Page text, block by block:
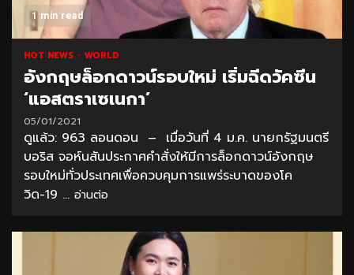
1 min read
HOT NEWS WORLD
อังกฤษล็อกดาวน์รอบใหม่ เริ่มฉีดวัคซีน
‘แอสตราเซเนกา’
05/01/2021
ดูแล้ว: 963 ลอนดอน – เมื่อวันที่ 4 ม.ค. นายกรัฐมนตรี
บอริส จอห์นสันประกาศคำสั่งให้มีการล็อกดาวน์อังกฤษ
รอบใหม่ทั่วประเทศเพื่อควบคุมการแพร่ระบาดของโค
วิด-19 ... อ่านต่อ